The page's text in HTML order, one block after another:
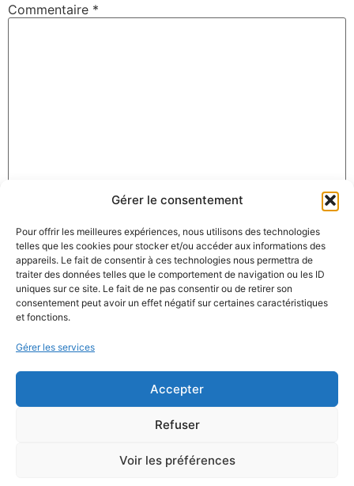
Gérer le consentement
Pour offrir les meilleures expériences, nous utilisons des technologies
telles que les cookies pour stocker et/ou accéder aux informations des
appareils. Le fait de consentir à ces technologies nous permettra de
traiter des données telles que le comportement de navigation ou les ID
uniques sur ce site. Le fait de ne pas consentir ou de retirer son
consentement peut avoir un effet négatif sur certaines caractéristiques
et fonctions.
Gérer les services
Accepter
Refuser
Voir les préférences
Commentaire *
E-mail*
Enregistrer mon nom, mon e-mail et mon site dans le
navigateur pour mon prochain commentaire.